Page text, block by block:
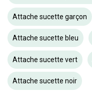
Attache sucette garçon
Attache sucette bleu
Attache sucette vert
Attache sucette noir